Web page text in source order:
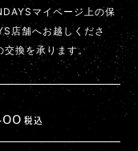
マイページ上の保
店舗へお越しくださ
交換を承ります。
税込